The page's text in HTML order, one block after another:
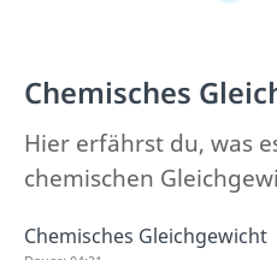
Chemisches
Hier erfährst du, was
chemischen
Chemisches Gleichgewicht